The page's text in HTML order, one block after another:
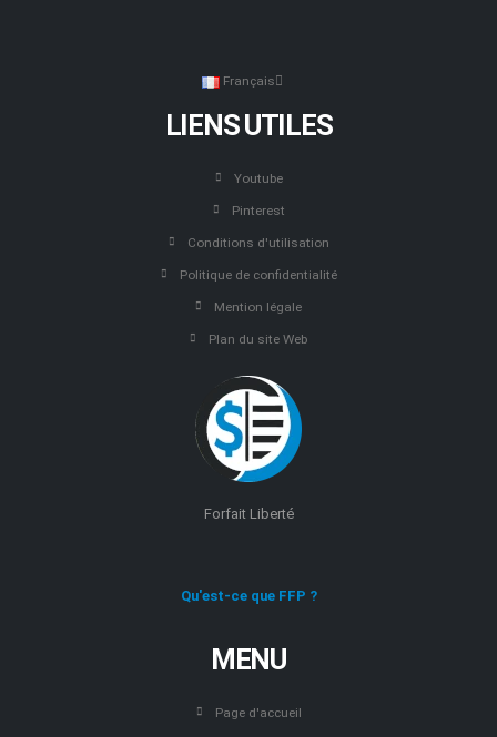
Français
LIENS UTILES
Youtube
Pinterest
Conditions d'utilisation
Politique de confidentialité
Mention légale
Plan du site Web
Forfait Liberté
Qu'est-ce que FFP ?
MENU
Page d'accueil